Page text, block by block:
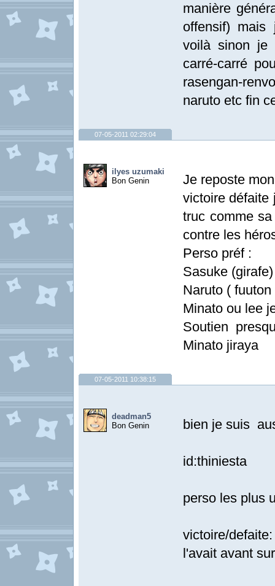
manière
offensif)
voilà sinon je
carré-carré
rasengan-
naruto etc fin
07-05-2011 02:29:04
ilyes uzumaki
Bon Genin
Je reposte
victoire défaite
truc comme
contre les
Perso préf :
Sasuke (girafe)
Naruto (
Minato ou lee
Soutien
Minato jiraya
07-05-2011 10:38:15
deadman5
Bon Genin
bien je suis
id:thiniesta
perso les plus
victoire/
l'avait avant